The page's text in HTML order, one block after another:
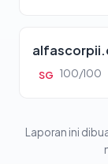
SG 100/100
Laporan ini